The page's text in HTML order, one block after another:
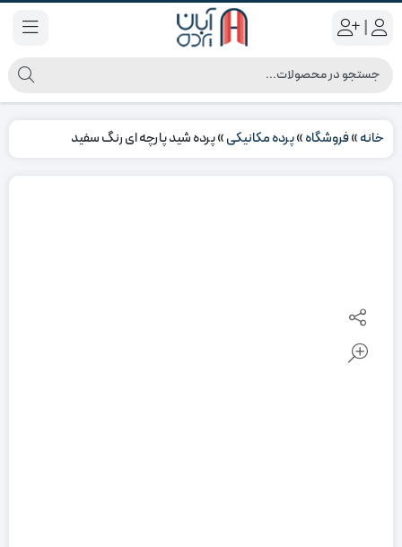
|
خانه»فروشگاه»پرده مکانیکی»پرده شید پارچه ای رنگ سفید